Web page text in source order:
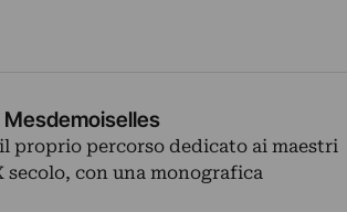
proprio percorso dedicato ai maestri
secolo, con una monografica